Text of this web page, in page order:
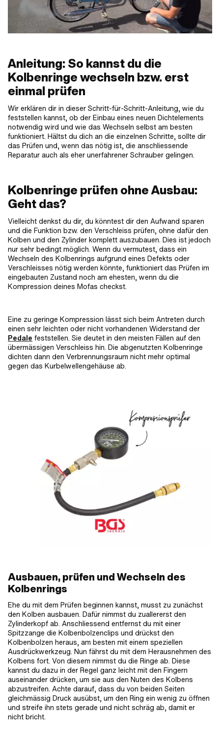
Anleitung: So kannst du die
Kolbenringe wechseln bzw. erst
einmal prüfen
Wir erklären dir in dieser Schritt-für-Schritt-Anleitung, wie du
feststellen kannst, ob der Einbau eines neuen Dichtelements
notwendig wird und wie das Wechseln selbst am besten
funktioniert. Hältst du dich an die einzelnen Schritte, sollte dir
das Prüfen und, wenn das nötig ist, die anschliessende
Reparatur auch als eher unerfahrener Schrauber gelingen.
Kolbenringe prüfen ohne Ausbau:
Geht das?
Vielleicht denkst du dir, du könntest dir den Aufwand sparen
und die Funktion bzw. den Verschleiss prüfen, ohne dafür den
Kolben und den Zylinder komplett auszubauen. Dies ist jedoch
nur sehr bedingt möglich. Wenn du vermutest, dass ein
Wechseln des Kolbenrings aufgrund eines Defekts oder
Verschleisses nötig werden könnte, funktioniert das Prüfen im
eingebauten Zustand noch am ehesten, wenn du die
Kompression deines Mofas checkst.
Eine zu geringe Kompression lässt sich beim Antreten durch
einen sehr leichten oder nicht vorhandenen Widerstand der
Pedale feststellen. Sie deutet in den meisten Fällen auf den
übermässigen Verschleiss hin. Die abgenutzten Kolbenringe
dichten dann den Verbrennungsraum nicht mehr optimal
gegen das Kurbelwellengehäuse ab.
Ausbauen, prüfen und Wechseln des
Kolbenrings
Ehe du mit dem Prüfen beginnen kannst, musst zu zunächst
den Kolben ausbauen. Dafür nimmst du zuallererst den
Zylinderkopf ab. Anschliessend entfernst du mit einer
Spitzzange die Kolbenbolzenclips und drückst den
Kolbenbolzen heraus, am besten mit einem speziellen
Ausdrückwerkzeug. Nun fährst du mit dem Herausnehmen des
Kolbens fort. Von diesem nimmst du die Ringe ab. Diese
kannst du dazu in der Regel ganz leicht mit den Fingern
auseinander drücken, um sie aus den Nuten des Kolbens
abzustreifen. Achte darauf, dass du von beiden Seiten
gleichmässig Druck ausübst, um den Ring ein wenig zu öffnen
und streife ihn stets gerade und nicht schräg ab, damit er
nicht bricht.